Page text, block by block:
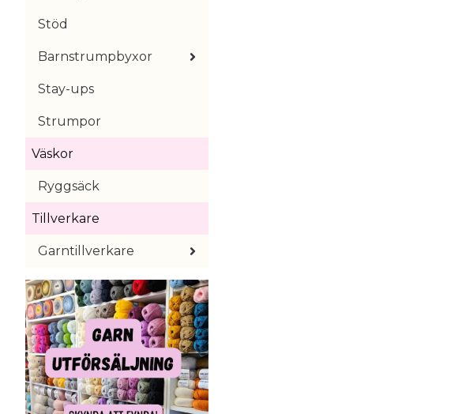
Stöd
Barnstrumpbyxor
Stay-ups
Strumpor
Väskor
Ryggsäck
Tillverkare
Garntillverkare